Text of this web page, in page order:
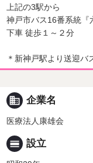
上記の3駅から
神戸市バス16番系統『
下車 徒歩１～２分
＊新神戸駅より送迎バ
business 企業名
医療法人康雄会
calendar_view_day 設立